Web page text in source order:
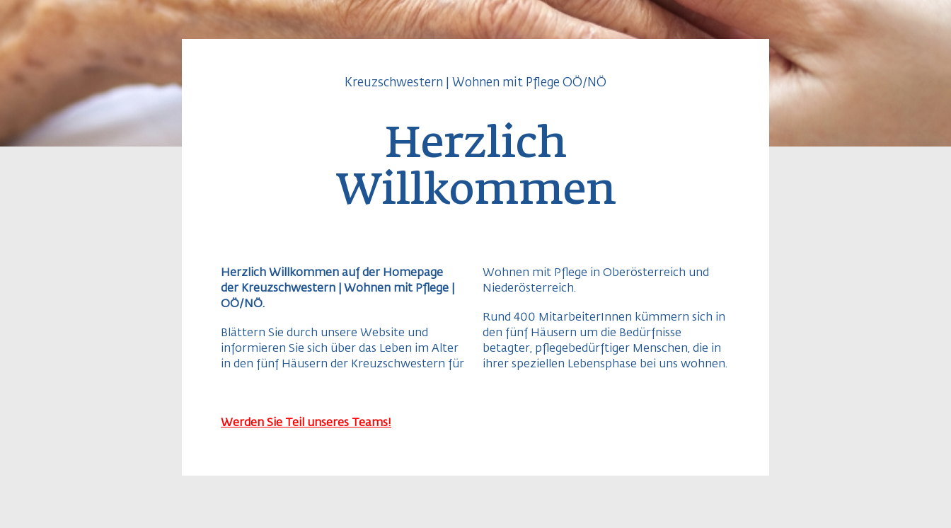
Kreuzschwestern | Wohnen mit Pflege OÖ/NÖ
Herzlich
Willkommen
Herzlich Willkommen auf der Homepage
der Kreuzschwestern | Wohnen mit Pflege |
OÖ/NÖ.
Blättern Sie durch unsere Website und
informieren Sie sich über das Leben im Alter
in den fünf Häusern der Kreuzschwestern für
Wohnen mit Pflege in Oberösterreich und
Niederösterreich.
Rund 400 MitarbeiterInnen kümmern sich in
den fünf Häusern um die Bedürfnisse
betagter, pflegebedürftiger Menschen, die in
ihrer speziellen Lebensphase bei uns wohnen.
Werden Sie Teil unseres Teams!